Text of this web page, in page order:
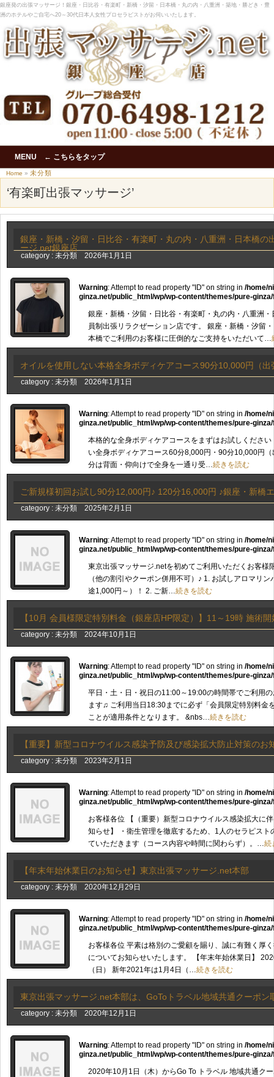
銀座発の出張マッサージ！銀座・日比谷・有楽町・新橋・汐留・日本橋・丸の内・八重洲・築地・勝どき・豊
洲のホテルやご自宅へ20～30代日本人女性プロセラピストがお伺いいたします。
MENU ← こちらをタップ
Home » 未分類
‘有楽町出張マッサージ’
銀座・新橋・汐留・日比谷・有楽町・丸の内・八重洲・日本橋の
ージ.net銀座店
category : 未分類 2026年1月1日
Warning: Attempt to read property "ID" on string in /home/
ginza.net/public_html/wp/wp-content/themes/pure-
銀座・新橋・汐留・日比谷・有楽町・丸の内・八重洲
員制出張リラクぜーション店です。 銀座・新橋・汐留
本橋でご利用のお客様に圧倒的なご支持をいただいて…
オイルを使用しない本格全身ボディケアコース90分10,000円（
category : 未分類 2026年1月1日
Warning: Attempt to read property "ID" on string in /home/
ginza.net/public_html/wp/wp-content/themes/pure-
本格的な全身ボディケアコースをまずはお試しくださ
い全身ボディケアコース60分8,000円・90分10,000円
分は背面・仰向けで全身を一通り受…続きを読む
ご新規様初回お試し90分12,000円♪ 120分16,000円 ♪銀座・新橋
category : 未分類 2025年2月1日
Warning: Attempt to read property "ID" on string in /home/
ginza.net/public_html/wp/wp-content/themes/pure-
東京出張マッサージ.netを初めてご利用いただくお客様
（他の割引やクーポン併用不可）♪ 1. お試しアロマリ
途1,000円～）！ 2. ご新…続きを読む
【10月 会員様限定特別料金（銀座店HP限定）】11～19時 施術
category : 未分類 2024年10月1日
Warning: Attempt to read property "ID" on string in /home/
ginza.net/public_html/wp/wp-content/themes/pure-
平日・土・日・祝日の11:00～19:00の時間帯でご利用
ます♫ ご利用当日18:30までに必ず「会員限定特別料金
ことが適用条件となります。 &nbs…続きを読む
【重要】新型コロナウイルス感染予防及び感染拡大防止対策の
category : 未分類 2023年2月1日
Warning: Attempt to read property "ID" on string in /home/
ginza.net/public_html/wp/wp-content/themes/pure-
お客様各位 【（重要）新型コロナウイルス感染拡大に
知らせ】 ・衛生管理を徹底するため、1人のセラピス
ていただきます（コース内容や時間に関わらず）。…続
【年末年始休業日のお知らせ】東京出張マッサージ.net本部
category : 未分類 2020年12月29日
Warning: Attempt to read property "ID" on string in /home/
ginza.net/public_html/wp/wp-content/themes/pure-
お客様各位 平素は格別のご愛顧を賜り、誠に有難く厚
についてお知らせいたします。 【年末年始休業日】
（日） 新年2021年は1月4日（…続きを読む
東京出張マッサージ.net本部は、GoToトラベル地域共通クーポン
category : 未分類 2020年12月1日
Warning: Attempt to read property "ID" on string in /home/
ginza.net/public_html/wp/wp-content/themes/pure-
2020年10月1日（木）からGo To トラベル 地域共通ク